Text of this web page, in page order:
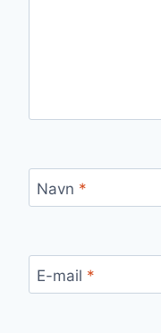
Navn *
E-mail *